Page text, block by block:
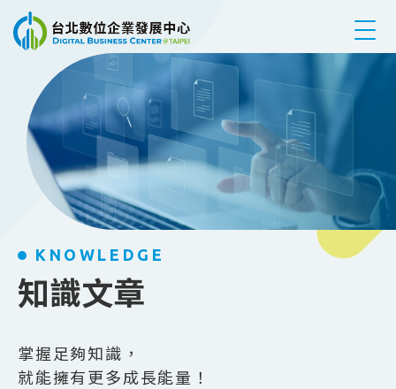
跳到主要內容
KNOWLEDGE
知識文章
掌握足夠知識，
就能擁有更多成長能量！